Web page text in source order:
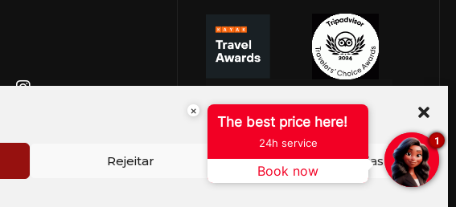
Rejeitar Ver preferências
×
The best price here!
24h service
Book now
1